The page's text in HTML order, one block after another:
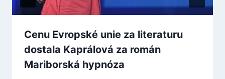
Cenu Evropské unie za literaturu
dostala Kaprálová za román
Mariborská hypnóza